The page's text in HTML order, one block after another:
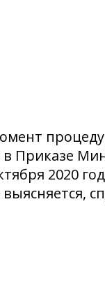
Приказе
2020